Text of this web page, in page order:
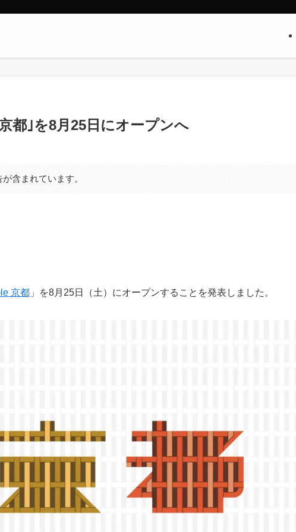
都｣を8月25日にオープンへ
含まれています。
京都 」を8月25日（土）にオープンすることを発表しました。